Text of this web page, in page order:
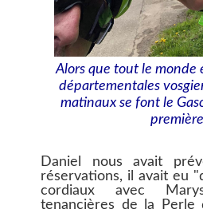
Alors que tout le monde
départementales
matinaux se font le
première
Daniel nous avait
réservations, il avait eu
cordiaux avec
tenancières de la Perle